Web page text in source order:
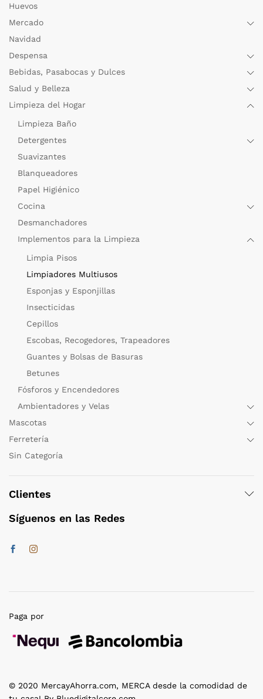
Huevos
Mercado
Navidad
Despensa
Bebidas, Pasabocas y Dulces
Salud y Belleza
Limpieza del Hogar
Limpieza Baño
Detergentes
Suavizantes
Blanqueadores
Papel Higiénico
Cocina
Desmanchadores
Implementos para la Limpieza
Limpia Pisos
Limpiadores Multiusos
Esponjas y Esponjillas
Insecticidas
Cepillos
Escobas, Recogedores, Trapeadores
Guantes y Bolsas de Basuras
Betunes
Fósforos y Encendedores
Ambientadores y Velas
Mascotas
Ferretería
Sin Categoría
Clientes
Síguenos en las Redes
© 2020 MercayAhorra.com, MERCA desde la comodidad de
Paga por